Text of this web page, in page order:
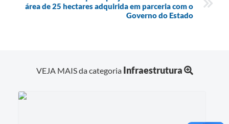
área de 25 hectares adquirida em parceria com o
Governo do Estado
VEJA MAIS da categoria Infraestrutura